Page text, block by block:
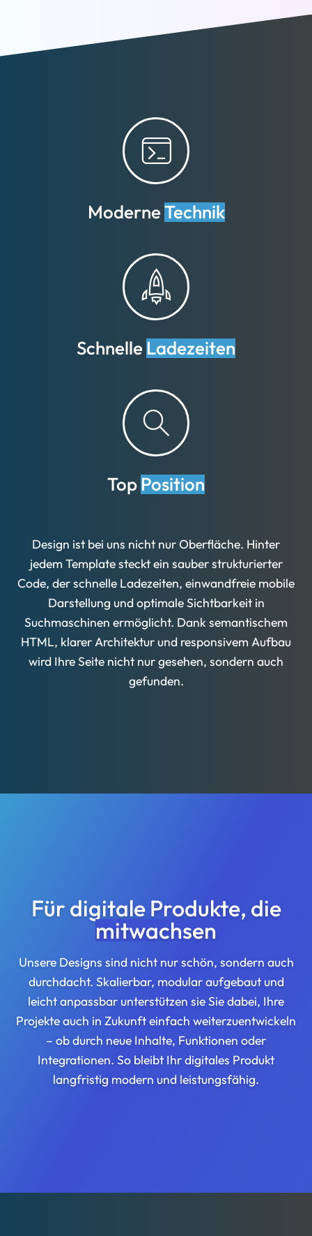
ModerneTechnik
Schnelle Ladezeiten
Top Position
Design ist bei uns nicht nur Oberfläche. Hinter
jedem Template steckt ein sauber strukturierter
Code, der schnelle Ladezeiten, einwandfreie mobile
Darstellung und optimale Sichtbarkeit in
Suchmaschinen ermöglicht. Dank semantischem
HTML, klarer Architektur und responsivem Aufbau
wird Ihre Seite nicht nur gesehen, sondern auch
gefunden.
Für digitale Produkte, die
mitwachsen
Unsere Designs sind nicht nur schön, sondern auch
durchdacht. Skalierbar, modular aufgebaut und
leicht anpassbar unterstützen sie Sie dabei, Ihre
Projekte auch in Zukunft einfach weiterzuentwickeln
– ob durch neue Inhalte, Funktionen oder
Integrationen. So bleibt Ihr digitales Produkt
langfristig modern und leistungsfähig.